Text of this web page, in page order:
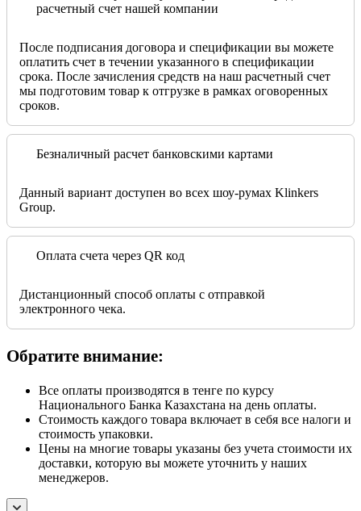
расчетный счет нашей компании
После подписания договора и спецификации вы можете
оплатить счет в течении указанного в спецификации
срока. После зачисления средств на наш расчетный счет
мы подготовим товар к отгрузке в рамках оговоренных
сроков.
Безналичный расчет банковскими картами
Данный вариант доступен во всех шоу-румах Klinkers
Group.
Оплата счета через QR код
Дистанционный способ оплаты с отправкой
электронного чека.
Обратите внимание:
Все оплаты производятся в тенге по курсу
Национального Банка Казахстана на день оплаты.
Стоимость каждого товара включает в себя все налоги и
стоимость упаковки.
Цены на многие товары указаны без учета стоимости их
доставки, которую вы можете уточнить у наших
менеджеров.